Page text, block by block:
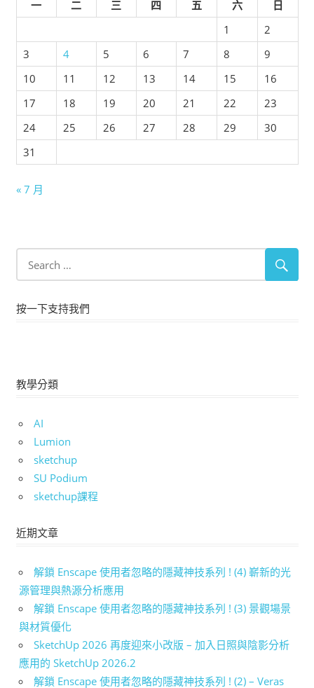
一 二 三 四 五 六
日
1
2
3
4 5 6 7 8
9
10
11 12 13 14 15
16
17
18 19 20 21 22
23
24
25 26 27 28 29
30
31
« 7 月
按一下支持我們
教學分類
AI
Lumion
sketchup
SU Podium
sketchup課程
近期文章
解鎖 Enscape 使用者忽略的隱藏神技系列 ! (4) 嶄新的光
源管理與熱源分析應用
解鎖 Enscape 使用者忽略的隱藏神技系列 ! (3) 景觀場景
與材質優化
SketchUp 2026 再度迎來小改版 – 加入日照與陰影分析
應用的 SketchUp 2026.2
解鎖 Enscape 使用者忽略的隱藏神技系列 ! (2) – Veras